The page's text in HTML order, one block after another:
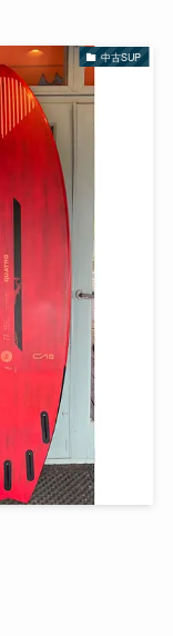
中古SUP